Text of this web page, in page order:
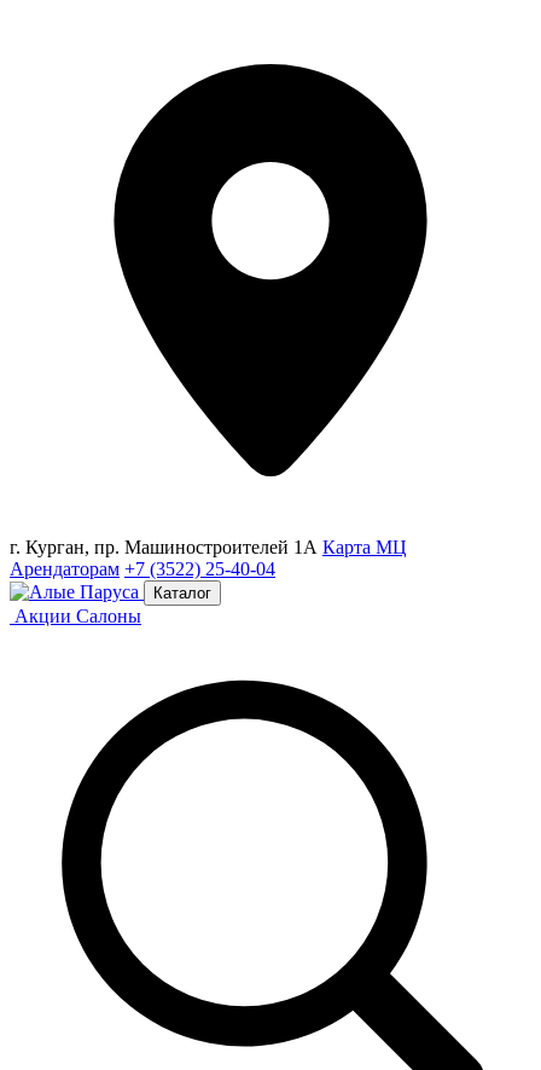
г. Курган, пр. Машиностроителей 1А Карта МЦ
Арендаторам +7 (3522) 25-40-04
Каталог
Акции Салоны